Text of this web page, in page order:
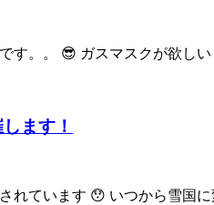
す。。 😎 ガスマスクが欲
ます！
れています 😯 いつから雪国